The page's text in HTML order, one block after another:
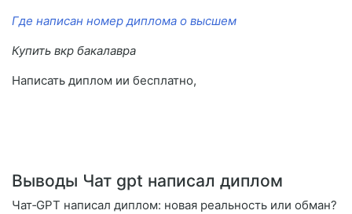
Где написан номер диплома о высшем
Купить вкр бакалавра
Написать диплом ии бесплатно,
Выводы Чат gpt написал диплом
Чат‑GPT написал диплом: новая реальность или обман?